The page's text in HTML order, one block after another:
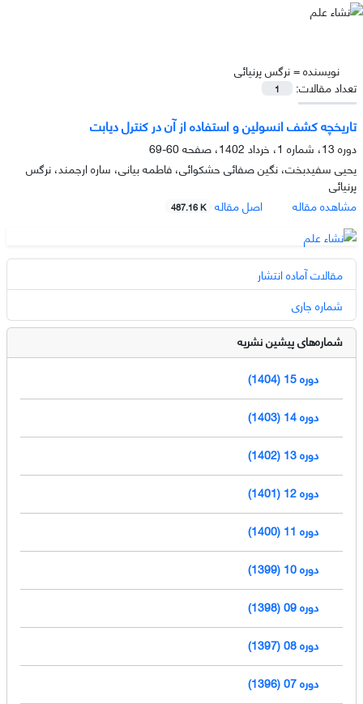
نویسنده =نرگس پرنیائی
تعداد مقالات:
1
تاریخچه کشف انسولین و استفاده از آن در کنترل دیابت
دوره 13، شماره 1، خرداد 1402، صفحه
60-69
یحیی سفیدبخت، نگین صفائی حشکوائی، فاطمه بیانی، ساره ارجمند، نرگس
پرنیائی
مشاهده مقاله
اصل مقاله 487.16 K
مقالات آماده انتشار
شماره جاری
شماره‌های پیشین نشریه
دوره 15 (1404)
دوره 14 (1403)
دوره 13 (1402)
دوره 12 (1401)
دوره 11 (1400)
دوره 10 (1399)
دوره 09 (1398)
دوره 08 (1397)
دوره 07 (1396)